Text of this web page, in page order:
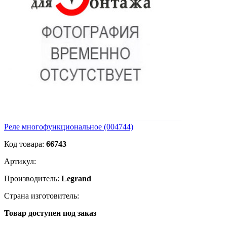
Реле многофункциональное (004744)
Код товара: 66743
Артикул:
Производитель: Legrand
Страна изготовитель:
Товар доступен под заказ